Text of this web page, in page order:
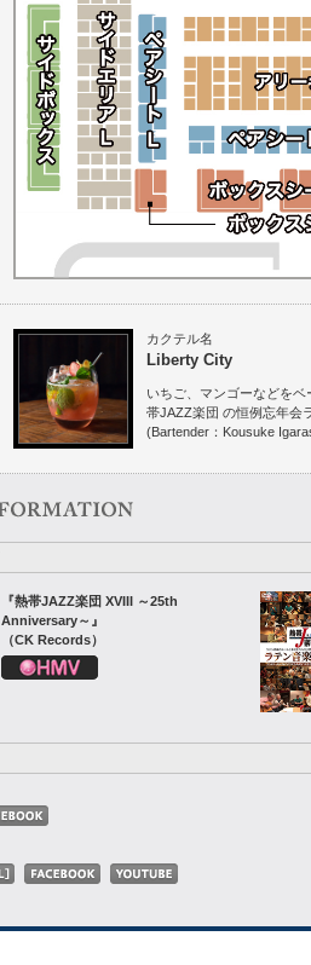
カクテル名
Liberty City
いちご、マンゴーなどを
帯JAZZ楽団 の恒例忘年会
(Bartender：Kousuke
『熱帯JAZZ楽団 XVIII ～25th
Anniversary～』
（CK Records）